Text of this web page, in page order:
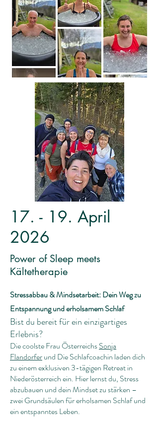
17. - 19. April
2026
Power of Sleep meets
Kältetherapie
Stressabbau & Mindsetarbeit: Dein Weg zu
Entspannung und erholsamem Schlaf
Bist du bereit für ein einzigartiges
Erlebnis?
Die coolste Frau ÖsterreichsSonja
Flandorferund Die Schlafcoachin laden dich
zu einem exklusiven 3-tägigen Retreat in
Niederösterreich ein. Hier lernst du, Stress
abzubauen und dein Mindset zu stärken –
zwei Grundsäulen für erholsamen Schlaf und
ein entspanntes Leben.